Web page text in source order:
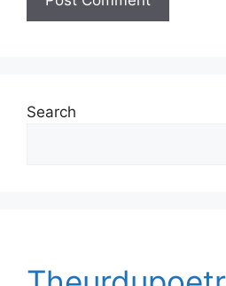
Search